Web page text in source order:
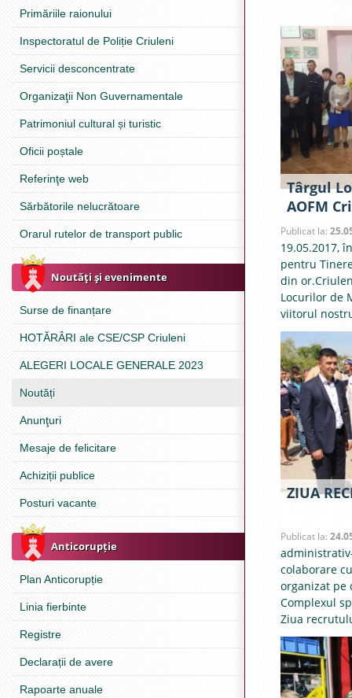
Primăriile raionului
Inspectoratul de Poliție Criuleni
Servicii desconcentrate
Organizaţii Non Guvernamentale
Patrimoniul cultural și turistic
Oficii poștale
Referinţe web
Sărbătorile nelucrătoare
Orarul rutelor de transport public
Noutăţi şi evenimente
Surse de finanțare
HOTĂRÂRI ale CSE/CSP Criuleni
ALEGERI LOCALE GENERALE 2023
Noutăți
Anunţuri
Mesaje de felicitare
Achiziții publice
Posturi vacante
Anticorupție
Plan Anticorupție
Linia fierbinte
Registre
Declarații de avere
Rapoarte anuale
Târgul
AOFM
Publicat la:
19.05.2017,
pentru
din
Locurilor de
viitorul
ZIUA
Publicat la:
colaborare
organizat pe
Complexul
Ziua